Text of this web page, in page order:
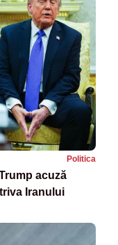
Politica
acuză
Iranului